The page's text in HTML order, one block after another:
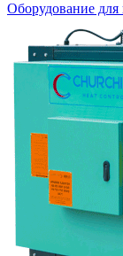
Оборудование для